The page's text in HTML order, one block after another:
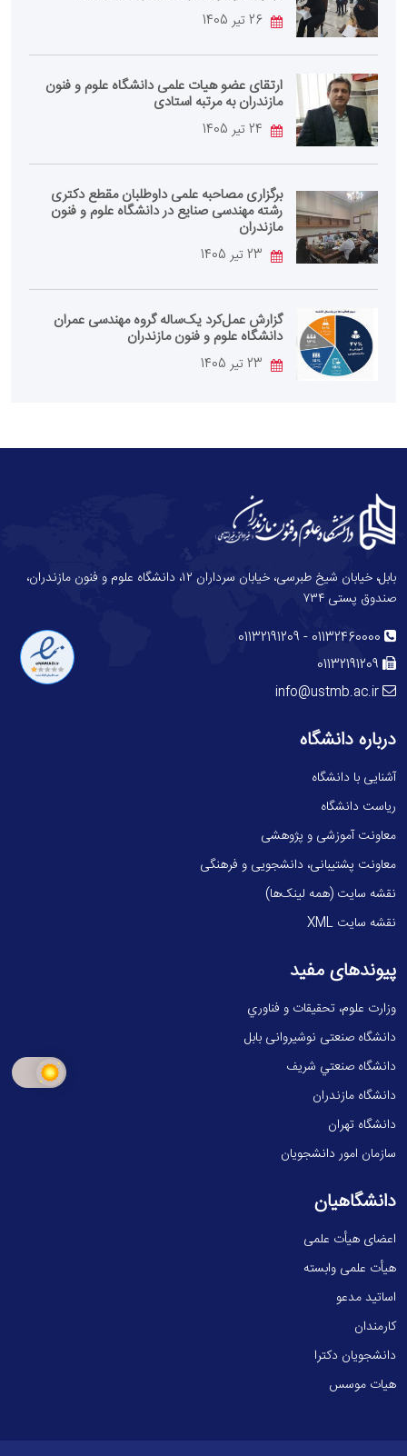
ارتقای عضو هیات علمی دانشگاه علوم و فنون
مازندران به مرتبه استادی
برگزاری مصاحبه علمی داوطلبان مقطع دکتری
رشته مهندسی صنایع در دانشگاه علوم و فنون
مازندران
گزارش عمل‌کرد یک‌ساله گروه مهندسی عمران
دانشگاه علوم و فنون مازندران
بابل، خیابان شیخ طبرسی، خیابان سرداران ۱۲، دانشگاه علوم و فنون مازندران،
صندوق پستی ۷۳۴
01132460000
-
01132191209
01132191209
info@ustmb.ac.ir
درباره دانشگاه
آشنایی با دانشگاه
ریاست دانشگاه
معاونت آموزشی و پژوهشی
معاونت پشتیبانی، دانشجویی و فرهنگی
نقشه سایت (همه لینک‌ها)
نقشه سایت XML
پیوندهای مفید
وزارت علوم، تحقيقات و فناوري
دانشگاه صنعتی نوشیروانی بابل
دانشگاه صنعتي شريف
دانشگاه مازندران
دانشگاه تهران
سازمان امور دانشجویان
دانشگاهیان
اعضای هیأت علمی
هیأت علمی وابسته
اساتید مدعو
کارمندان
دانشجویان دکترا
هیات موسس